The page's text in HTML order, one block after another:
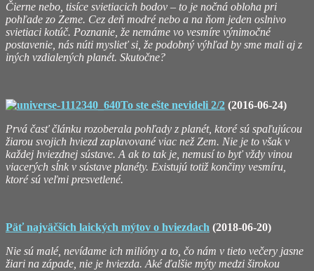
Čierne nebo, tisíce svietiacich bodov – to je nočná obloha pri
pohľade zo Zeme. Cez deň modré nebo a na ňom jeden oslnivo
svietiaci kotúč. Poznanie, že nemáme vo vesmíre výnimočné
postavenie, nás núti myslieť si, že podobný výhľad by sme mali aj z
iných vzdialených planét. Skutočne?
To ste ešte nevideli 2/2 (2016-06-24)
Prvá časť článku rozoberala pohľady z planét, ktoré sú spaľujúcou
žiarou svojich hviezd zaplavované viac než Zem. Nie je to však v
každej hviezdnej sústave. A ak to tak je, nemusí to byť vždy vinou
viacerých sĺnk v sústave planéty. Existujú totiž končiny vesmíru,
ktoré sú veľmi presvetlené.
Päť najväčších laických mýtov o hviezdach (2018-06-20)
Nie sú malé, nevídame ich milióny a to, čo nám v tieto večery jasne
žiari na západe, nie je hviezda. Aké ďalšie mýty medzi širokou